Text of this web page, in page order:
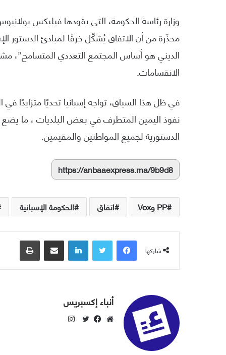
وزارة رئاسة الحكومة، التي يقودها فيليكس
محذّرة من أن الاتفاق يُشكّل خرقًا لمبادئ الدستور
الديني هو أساس المجتمع التعددي المتسامح”،
الانقسامات.
في ظل هذا السياق، تواجه إسبانيا تحديًا متزايدًا
نفوذ اليمين المتطرف في بعض البلديات ، ما يضع
الدستورية لجميع المواطنين والمقيمين.
https://anbaaexpress.ma/9b9d8
PP وVox اتفاق الحكومة الإسبانية
شاركها
فيسبوك
أنباء إكسبريس